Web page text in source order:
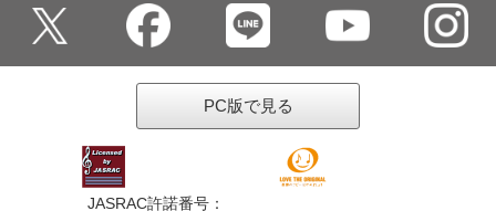
PC版で見る
JASRAC許諾番号：